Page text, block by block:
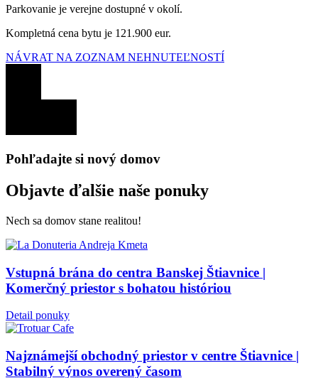
Parkovanie je verejne dostupné v okolí.
Kompletná cena bytu je 121.900 eur.
NÁVRAT NA ZOZNAM NEHNUTEĽNOSTÍ
Pohľadajte si nový domov
Objavte ďalšie naše ponuky
Nech sa domov stane realitou!
Vstupná brána do centra Banskej Štiavnice |
Komerčný priestor s bohatou históriou
Detail ponuky
Najznámejší obchodný priestor v centre Štiavnice |
Stabilný výnos overený časom